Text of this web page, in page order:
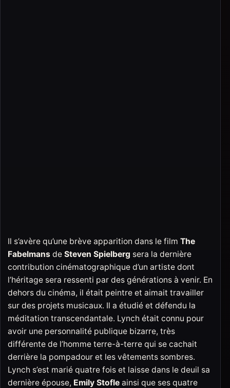
Il s’avère qu’une brève apparition dans le film The
Fabelmans de Steven Spielberg sera la dernière
contribution cinématographique d’un artiste dont
l’héritage sera ressenti par des générations à venir. En
dehors du cinéma, il était peintre et aimait travailler
sur des projets musicaux. Il a étudié et défendu la
méditation transcendantale. Lynch était connu pour
avoir une personnalité publique bizarre, très
différente de l’homme terre-à-terre qui se cachait
derrière la pompadour et les vêtements sombres.
Lynch s’est marié quatre fois et laisse dans le deuil sa
dernière épouse, Emily Stofle ainsi que ses quatre